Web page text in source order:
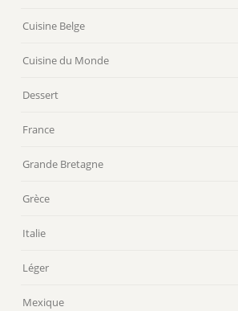
Cuisine Belge
Cuisine du Monde
Dessert
France
Grande Bretagne
Grèce
Italie
Léger
Mexique